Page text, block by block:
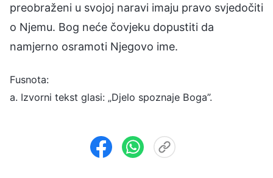
preobraženi u svojoj naravi imaju pravo svjedočiti
o Njemu. Bog neće čovjeku dopustiti da
namjerno osramoti Njegovo ime.
Fusnota:
a. Izvorni tekst glasi: „Djelo spoznaje Boga”.